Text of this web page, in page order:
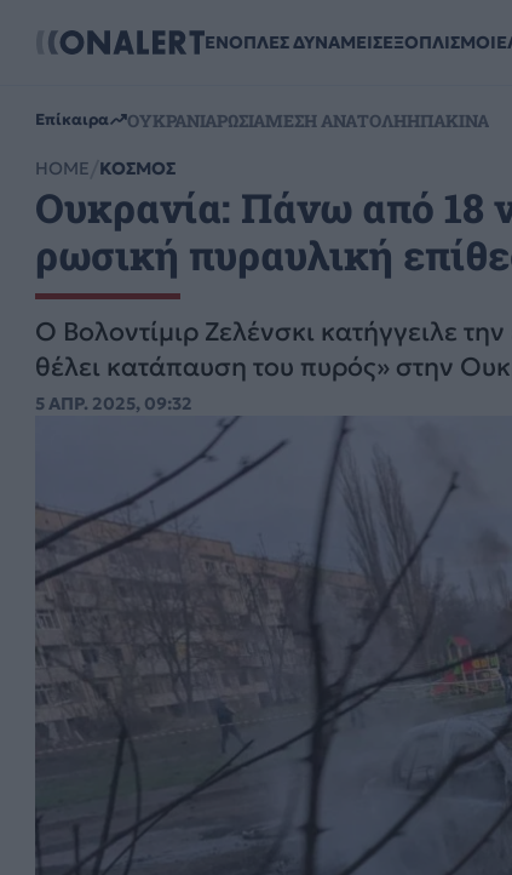
ΕΝΟΠΛΕΣ ΔΥΝΑΜΕΙΣΕΞΟΠΛΙΣΜΟΙ
Επίκαιρα ΟΥΚΡΑΝΙΑΡΩΣΙΑΜΕΣΗ ΑΝΑΤΟΛΗΗΠΑΚΙΝΑ
HOME ΚΟΣΜΟΣ
Ουκρανία: Πάνω από 18
ρωσική πυραυλική
Ο Βολοντίμιρ Ζελένσκι κατήγγειλε
θέλει κατάπαυση του πυρός» στην
5 ΑΠΡ. 2025, 09:32